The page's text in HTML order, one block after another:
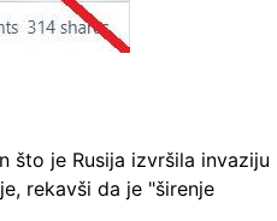
što je Rusija izvršila invaziju
rekavši da je "širenje